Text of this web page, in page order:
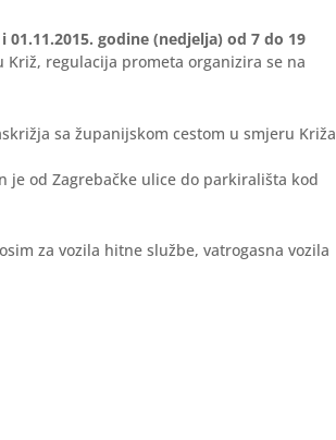
01.11.2015. godine (nedjelja) od 7 do 19
regulacija prometa organizira se na
sa županijskom cestom u smjeru Križa
od Zagrebačke ulice do parkirališta kod
za vozila hitne službe, vatrogasna vozila